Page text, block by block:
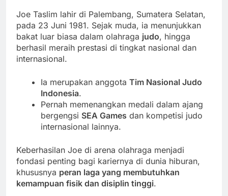
Joe Taslim lahir di Palembang, Sumatera Selatan,
pada 23 Juni 1981. Sejak muda, ia menunjukkan
bakat luar biasa dalam olahraga judo, hingga
berhasil meraih prestasi di tingkat nasional dan
internasional.
Ia merupakan anggota Tim Nasional Judo
Indonesia.
Pernah memenangkan medali dalam ajang
bergengsi SEA Games dan kompetisi judo
internasional lainnya.
Keberhasilan Joe di arena olahraga menjadi
fondasi penting bagi kariernya di dunia hiburan,
khususnya peran laga yang membutuhkan
kemampuan fisik dan disiplin tinggi.